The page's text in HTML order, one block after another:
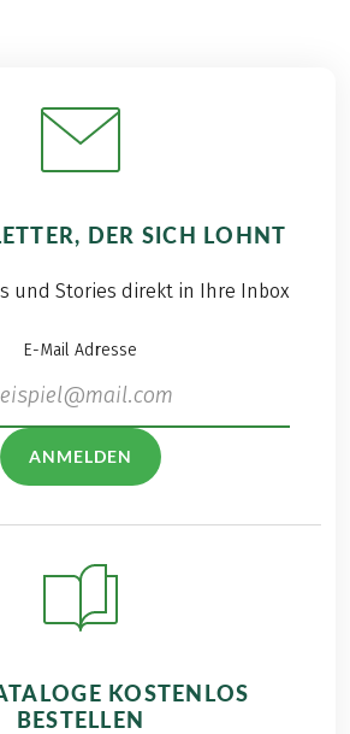
DER SICH LOHNT
und Stories direkt in Ihre Inbox
E-Mail Adresse
ANMELDEN
KOSTENLOS
BESTELLEN